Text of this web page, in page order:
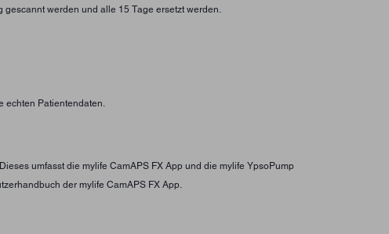
werden und alle 15 Tage ersetzt werden.
echten Patientendaten.
umfasst die mylife CamAPS FX App und die mylife YpsoPump
der mylife CamAPS FX App.